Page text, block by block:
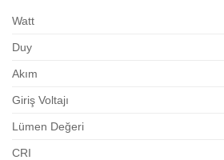
Watt
Duy
Akım
Giriş Voltajı
Lümen Değeri
CRI